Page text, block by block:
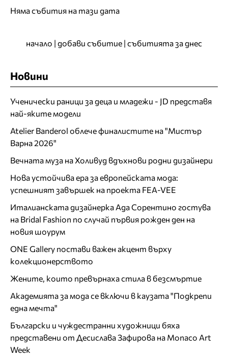
Няма събития на тази дата
начало | добави събитие | събитията за днес
Новини
Ученически раници за деца и младежи - JD представя
най-яките модели
Atelier Banderol облече финалистите на "Мистър
Варна 2026"
Вечната муза на Холивуд вдъхнови родни дизайнери
Нова устойчива ера за европейската мода:
успешният завършек на проекта FEA-VEE
Италианската дизайнерка Ада Сорентино гостува
на Bridal Fashion по случай първия рожден ден на
новия шоурум
ONE Gallery постави важен акцент върху
колекционерството
Жените, които превърнаха стила в безсмъртие
Академията за мода се включи в каузата "Подкрепи
една мечта"
Български и чуждестранни художници бяха
представени от Десислава Зафирова на Monaco Art
Week